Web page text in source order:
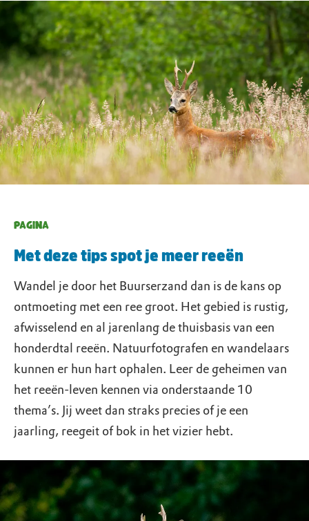
PAGINA
Met deze tips spot je meer reeën
Wandel je door het Buurserzand dan is de kans op
ontmoeting met een ree groot. Het gebied is rustig,
afwisselend en al jarenlang de thuisbasis van een
honderdtal reeën. Natuurfotografen en wandelaars
kunnen er hun hart ophalen. Leer de geheimen van
het reeën-leven kennen via onderstaande 10
thema’s. Jij weet dan straks precies of je een
jaarling, reegeit of bok in het vizier hebt.